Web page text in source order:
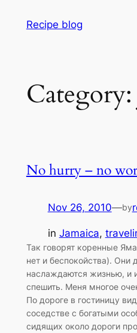
Recipe blog
Category:
No hurry – no
Nov 26, 2010—by
in Jamaica,
Так говорят коренные
нет и беспокойства). Они
наслаждаются жизнью, и
спешить. Меня многое
По дороге в гостиницу
соседстве с богатыми
сидящих около дороги